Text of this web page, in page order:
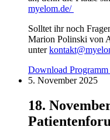
myelom.de/
Solltet ihr noch
Marion Polinski von
unter
Download
5. November 2025
18.